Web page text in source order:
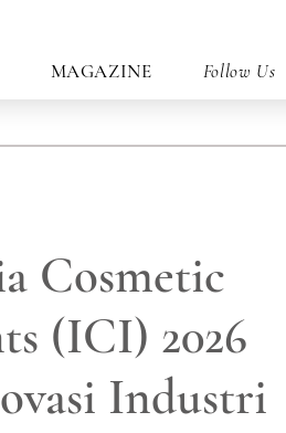
MAGAZINE Follow Us
Cosmetic
(ICI) 2026
Industri